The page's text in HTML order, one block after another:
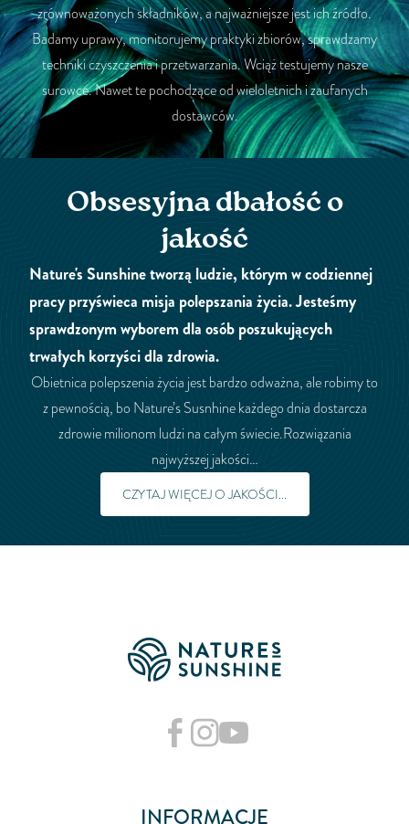
zrównoważonych składników, a najważniejsze jest ich źródło.
Badamy uprawy, monitorujemy praktyki zbiorów, sprawdzamy
techniki czyszczenia i przetwarzania. Wciąż testujemy nasze
surowce. Nawet te pochodzące od wieloletnich i zaufanych
dostawców.
Obsesyjna dbałość o
jakość
Nature's Sunshine tworzą ludzie, którym w codziennej
pracy przyświeca misja polepszania życia. Jesteśmy
sprawdzonym wyborem dla osób poszukujących
trwałych korzyści dla zdrowia.
Obietnica polepszenia życia jest bardzo odważna, ale robimy to
z pewnością, bo Nature’s Susnhine każdego dnia dostarcza
zdrowie milionom ludzi na całym świecie.Rozwiązania
najwyższej jakości…
CZYTAJ WIĘCEJ O JAKOŚCI...
INFORMACJE